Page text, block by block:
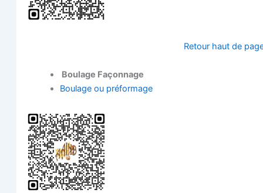
Retour haut de
Bou­lage Façonnage
Bou­lage ou préformage